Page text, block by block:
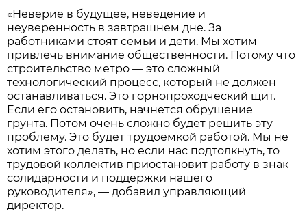
«Неверие в будущее, неведение и
неуверенность в завтрашнем дне. За
работниками стоят семьи и дети. Мы хотим
привлечь внимание общественности. Потому что
строительство метро — это сложный
технологический процесс, который не должен
останавливаться. Это горнопроходческий щит.
Если его остановить, начнется обрушение
грунта. Потом очень сложно будет решить эту
проблему. Это будет трудоемкой работой. Мы не
хотим этого делать, но если нас подтолкнуть, то
трудовой коллектив приостановит работу в знак
солидарности и поддержки нашего
руководителя», — добавил управляющий
директор.